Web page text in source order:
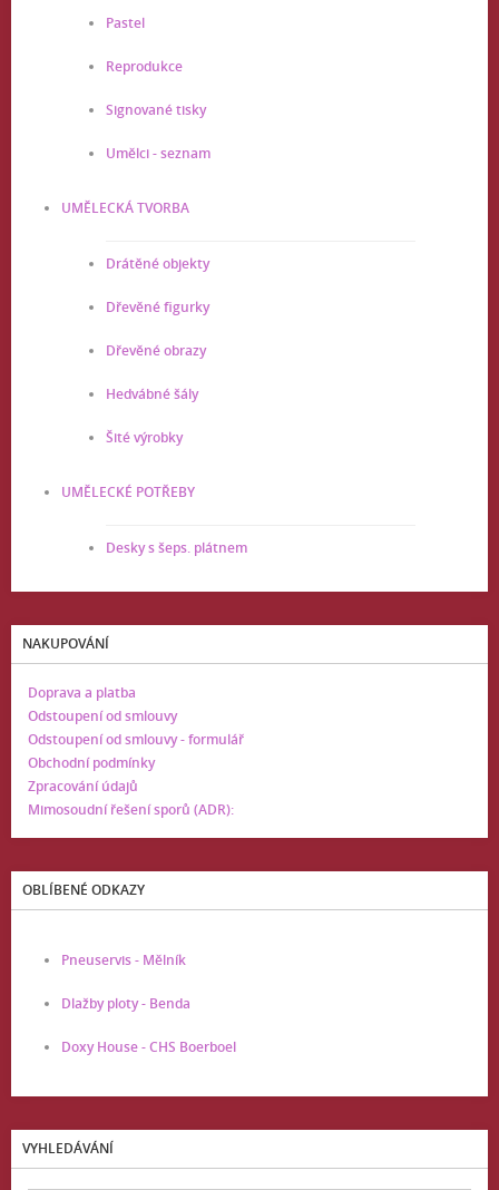
Pastel
Reprodukce
Signované tisky
Umělci - seznam
UMĚLECKÁ TVORBA
Drátěné objekty
Dřevěné figurky
Dřevěné obrazy
Hedvábné šály
Šité výrobky
UMĚLECKÉ POTŘEBY
Desky s šeps. plátnem
NAKUPOVÁNÍ
Doprava a platba
Odstoupení od smlouvy
Odstoupení od smlouvy - formulář
Obchodní podmínky
Zpracování údajů
Mimosoudní řešení sporů (ADR):
OBLÍBENÉ ODKAZY
Pneuservis - Mělník
Dlažby ploty - Benda
Doxy House - CHS Boerboel
VYHLEDÁVÁNÍ